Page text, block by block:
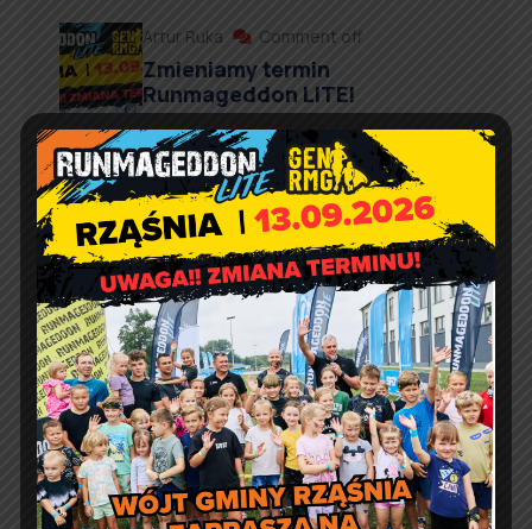
Artur Ruka Comment off
Zmieniamy termin
Runmageddon LITE!
Artur Ruka Comment off
Filmowe Lato z Gminą Rząśnia.
Co obejrzeć?
Kontakt
Urząd Gminy w Rząśni
ul. 1 Maja 37
98 – 332 Rząśnia